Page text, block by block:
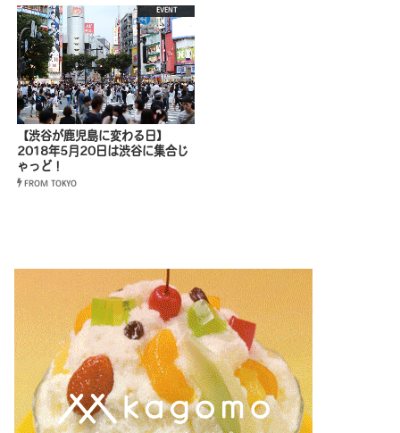
EVENT
【渋谷が鹿児島に変わる日】
2018年5月20日は渋谷に集合じ
ゃっど！
FROM TOKYO